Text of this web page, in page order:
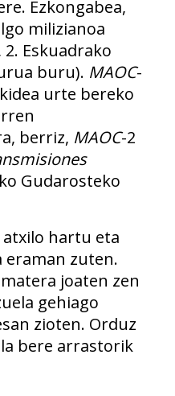
Ezkongabea,
milizianoa
Eskuadrako
buru). MAOC-
urte bereko
berriz, MAOC-2
Gudarosteko
hartu eta
eraman zuten.
joaten zen
gehiago
zioten. Orduz
bere arrastorik